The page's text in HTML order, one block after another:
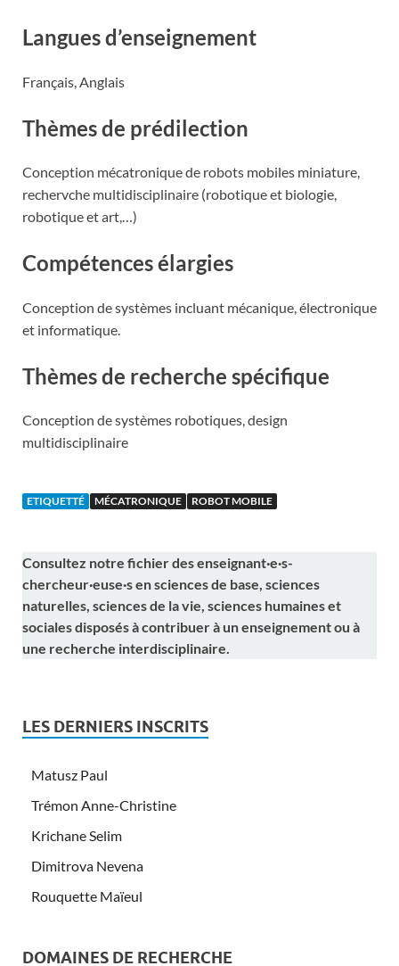
Langues d’enseignement
Français, Anglais
Thèmes de prédilection
Conception mécatronique de robots mobiles miniature,
rechervche multidisciplinaire (robotique et biologie,
robotique et art,…)
Compétences élargies
Conception de systèmes incluant mécanique, électronique
et informatique.
Thèmes de recherche spécifique
Conception de systèmes robotiques, design
multidisciplinaire
ETIQUETTÉ MÉCATRONIQUE ROBOT MOBILE
Consultez notre fichier des enseignant·e·s-
chercheur·euse·s en sciences de base, sciences
naturelles, sciences de la vie, sciences humaines et
sociales disposés à contribuer à un enseignement ou à
une recherche interdisciplinaire.
LES DERNIERS INSCRITS
Matusz Paul
Trémon Anne-Christine
Krichane Selim
Dimitrova Nevena
Rouquette Maïeul
DOMAINES DE RECHERCHE